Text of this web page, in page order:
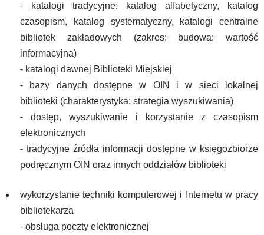
- katalogi tradycyjne: katalog alfabetyczny, katalog
czasopism, katalog systematyczny, katalogi centralne
bibliotek zakładowych (zakres; budowa; wartość
informacyjna)
- katalogi dawnej Biblioteki Miejskiej
- bazy danych dostępne w OIN i w sieci lokalnej
biblioteki (charakterystyka; strategia wyszukiwania)
- dostęp, wyszukiwanie i korzystanie z czasopism
elektronicznych
- tradycyjne źródła informacji dostępne w księgozbiorze
podręcznym OIN oraz innych oddziałów biblioteki
wykorzystanie techniki komputerowej i Internetu w pracy
bibliotekarza
- obsługa poczty elektronicznej